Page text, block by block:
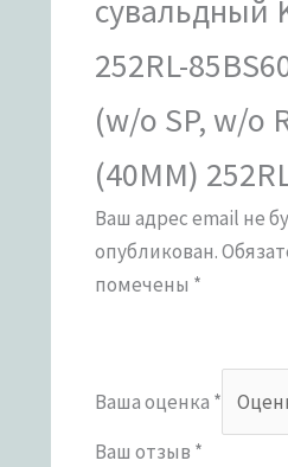
сувальдный
252RL-
(w/o SP, w/o
(40ММ)
Ваш адрес email не
опубликован.
помечены *
Ваша оценка *
Ваш отзыв *